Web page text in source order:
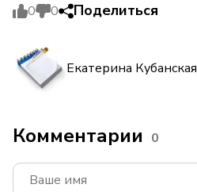
0 0 Поделиться
Екатерина Кубанская
Комментарии 0